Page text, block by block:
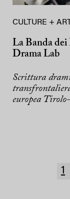
CULTURE +
La Banda
Drama Lab
Scrittura
europea
1